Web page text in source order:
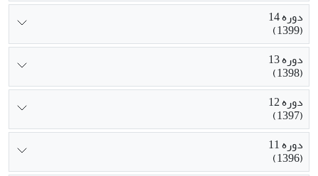
دوره 14
(1399)
دوره 13
(1398)
دوره 12
(1397)
دوره 11
(1396)